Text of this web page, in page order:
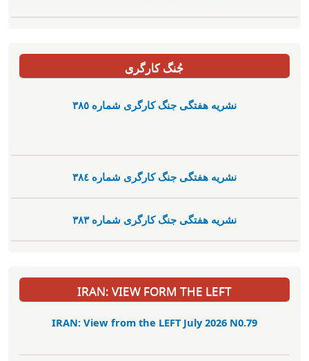
جُنگ کارگری
نشریە هفتگی جنگ کارگری شمارە ٣٨٥
نشریە هفتگی جنگ کارگری شمارە ٣٨٤
نشریە هفتگی جنگ کارگری شمارە ٣٨٣
IRAN: VIEW FORM THE LEFT
IRAN: View from the LEFT July 2026 N0.79